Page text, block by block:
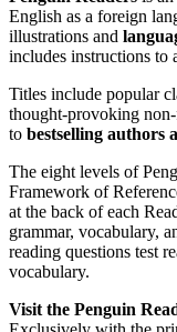
English as a foreign
illustrations and
includes instructions to
Titles include popular
thought-provoking
to bestselling authors
The eight levels of
Framework of
at the back of each
grammar, vocabulary,
reading questions test
vocabulary.
Visit the Penguin